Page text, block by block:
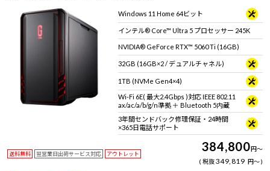
Windows 11 Home 64ビット
インテル® Core™ Ultra 5 プロセッサー 245K
NVIDIA® GeForce RTX™ 5060 Ti (16GB)
32GB (16GB×2 / デュアルチャネル)
1TB (NVMe Gen4×4)
Wi-Fi 6E( 最大2.4Gbps )対応 IEEE 802.11
ax/ac/a/b/g/n準拠 ＋ Bluetooth 5内蔵
3年間センドバック修理保証・24時間
×365日電話サポート
送料無料 翌営業日出荷サービス対応 アウトレット 384,800円～
税抜349,819 円～